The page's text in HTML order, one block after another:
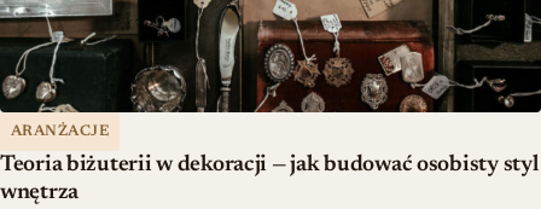
ARANŻACJE
Teoria biżuterii w dekoracji — jak budować osobisty styl
wnętrza